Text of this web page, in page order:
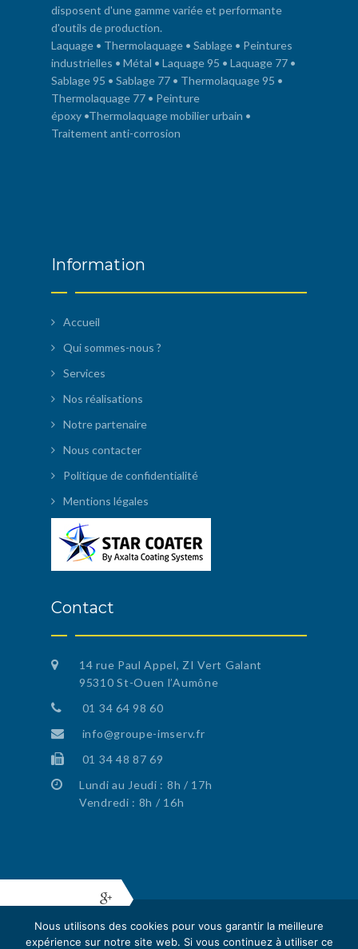
disposent d'une gamme variée et performante
d'outils de production.
Laquage • Thermolaquage • Sablage • Peintures
industrielles • Métal • Laquage 95 • Laquage 77 •
Sablage 95 • Sablage 77 • Thermolaquage 95 •
Thermolaquage 77 • Peinture
époxy •Thermolaquage mobilier urbain •
Traitement anti-corrosion
Information
Accueil
Qui sommes-nous ?
Services
Nos réalisations
Notre partenaire
Nous contacter
Politique de confidentialité
Mentions légales
Contact
14 rue Paul Appel, ZI Vert Galant
95310 St-Ouen l’Aumône
01 34 64 98 60
info@groupe-imserv.fr
01 34 48 87 69
Lundi au Jeudi : 8h / 17h
Vendredi : 8h / 16h
Nous utilisons des cookies pour vous garantir la meilleure
expérience sur notre site web. Si vous continuez à utiliser ce